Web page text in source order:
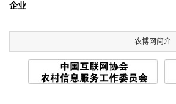
企业
农博网简介-